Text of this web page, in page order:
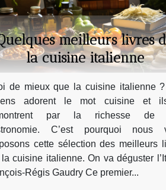
meilleurs livres
la cuisine italienne
de mieux que la cuisine italienne
adorent le mot cuisine et
par la richesse de
C’est pourquoi nous
cette sélection des meilleurs
cuisine italienne. On va déguster
Régis Gaudry Ce premier...